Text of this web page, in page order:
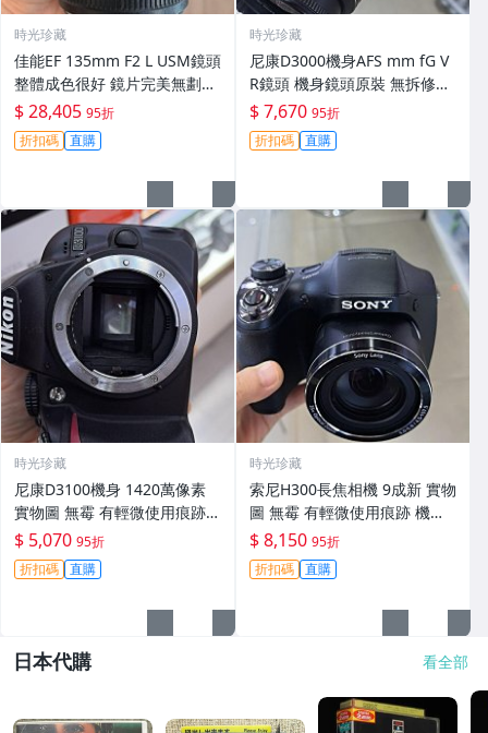
時光珍藏
佳能EF 135mm F2 L USM鏡頭
整體成色很好 鏡片完美無劃痕
功能一切正常 無拆修無-3430
$ 28,405 95折
折扣碼 直購
時光珍藏
尼康D3000機身AFS mm fG V
R鏡頭 機身鏡頭原裝 無拆修無
翻新 有輕微使用痕跡 鏡頭-34
30
$ 7,670 95折
折扣碼 直購
時光珍藏
尼康D3100機身 1420萬像素
實物圖 無霉 有輕微使用痕跡
機身原裝 無拆修無翻新 臨-34
3
$ 5,070 95折
折扣碼 直購
時光珍藏
索尼H300長焦相機 9成新 實物
圖 無霉 有輕微使用痕跡 機身
鏡頭原裝 無拆修無翻新-3430
$ 8,150 95折
折扣碼 直購
日本代購 看全部